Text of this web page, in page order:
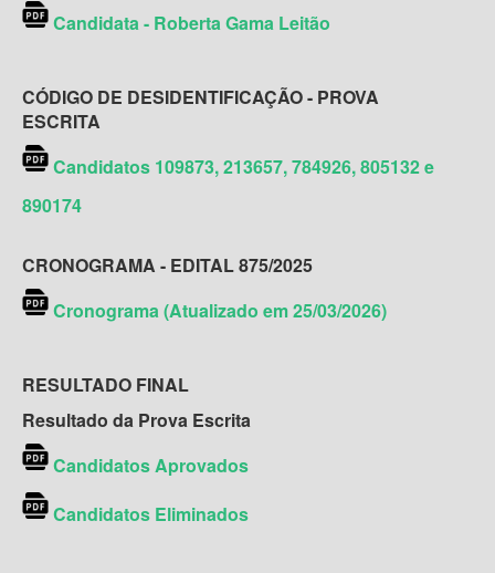
Candidata - Roberta Gama Leitão
CÓDIGO DE DESIDENTIFICAÇÃO - PROVA
ESCRITA
Candidatos 109873, 213657, 784926, 805132 e
890174
CRONOGRAMA - EDITAL 875/2025
Cronograma (Atualizado em 25/03/2026)
RESULTADO FINAL
Resultado da Prova Escrita
Candidatos Aprovados
Candidatos Eliminados